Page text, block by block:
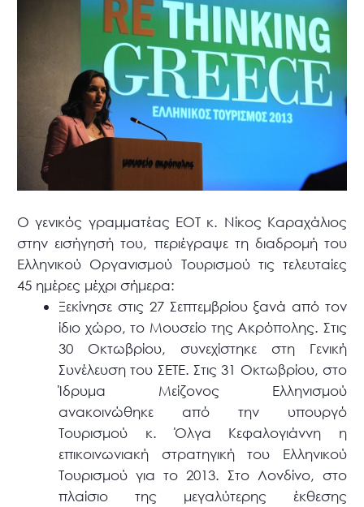
Ο γενικός γραμματέας ΕΟΤ κ. Νίκος Καραχάλιος
στην εισήγησή του, περιέγραψε τη διαδρομή του
Ελληνικού Οργανισμού Τουρισμού τις τελευταίες
45 ημέρες μέχρι σήμερα:
Ξεκίνησε στις 27 Σεπτεμβρίου ξανά από τον
ίδιο χώρο, το Μουσείο της Ακρόπολης. Στις
30 Οκτωβρίου, συνεχίστηκε στη Γενική
Συνέλευση του ΣΕΤΕ. Στις 31 Οκτωβρίου, στο
Ίδρυμα Μείζονος Ελληνισμού
ανακοινώθηκε από την υπουργό
Τουρισμού κ. Όλγα Κεφαλογιάννη η
επικοινωνιακή στρατηγική του Ελληνικού
Τουρισμού για το 2013. Στο Λονδίνο, στο
πλαίσιο της μεγαλύτερης έκθεσης